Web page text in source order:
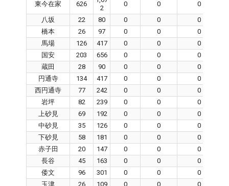
東今在家 626
2
0 0 0
八坂 22 80 0 0
0
橋本
26 97 0 0
0
馬場
126 417 0 0
0
国安
203 656 0 0
0
蔵田
28 90 0 0
0
円通寺
134 417 0 0
0
西円通寺
77 242 0 0
0
岩坪
82 239 0 0
0
上砂見
69 192 0 0
0
中砂見
35 126 0 0
0
下砂見
58 181 0 0
0
赤子田
20 147 0 0
0
長谷
45 163 0 0
0
倭文
96 301 0 0
0
玉津
26 109 0 0
0